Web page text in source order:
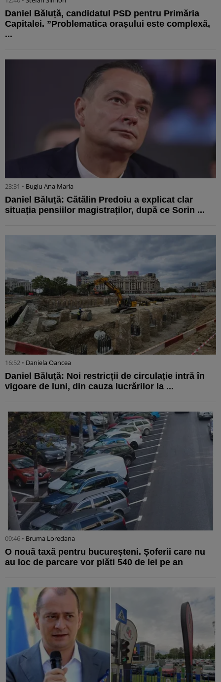
Daniel Băluță, candidatul PSD pentru Primăria
Capitalei. ”Problematica orașului este complexă,
...
23:31 • Bugiu ⁠Ana Maria
Daniel Băluță: Cătălin Predoiu a explicat clar
situația pensiilor magistraților, după ce Sorin ...
16:52 • Daniela Oancea
Daniel Băluță: Noi restricții de circulație intră în
vigoare de luni, din cauza lucrărilor la ...
09:46 • Bruma Loredana
O nouă taxă pentru bucureșteni. Șoferii care nu
au loc de parcare vor plăti 540 de lei pe an